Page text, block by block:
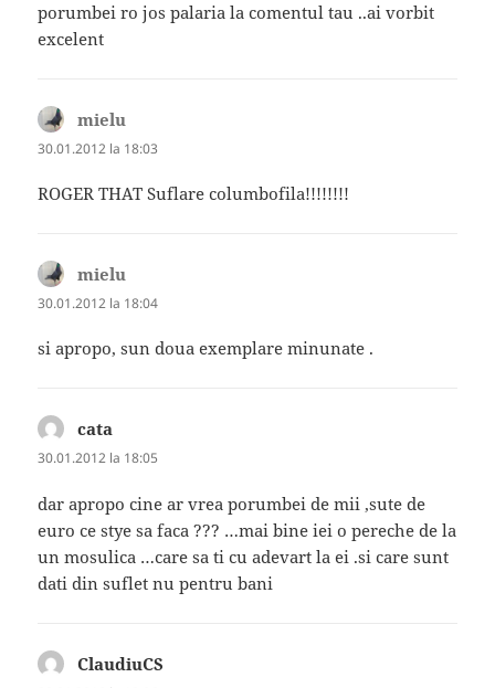
porumbei ro jos palaria la comentul tau ..ai vorbit
excelent
mielu
30.01.2012 la 18:03
ROGER THAT Suflare columbofila!!!!!!!!
mielu
30.01.2012 la 18:04
si apropo, sun doua exemplare minunate .
cata
30.01.2012 la 18:05
dar apropo cine ar vrea porumbei de mii ,sute de
euro ce stye sa faca ??? …mai bine iei o pereche de la
un mosulica …care sa ti cu adevart la ei .si care sunt
dati din suflet nu pentru bani
ClaudiuCS